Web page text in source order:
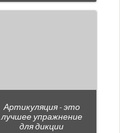
Артикуляция - это
лучшее упражнение
для дикции